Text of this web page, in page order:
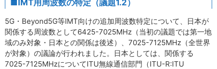
■IMT用周波数の特定（議題1.2）
5G・Beyond5G等IMT向けの追加周波数特定について、日本が
関係する周波数として6425-7025MHz（当初の議題では第一地
域のみ対象・日本との関係は後述）、7025-7125MHz（全世界
が対象）の議論が行われました。日本としては、関係する
7025-7125MHzについてITU無線通信部門（ITU-R:ITU